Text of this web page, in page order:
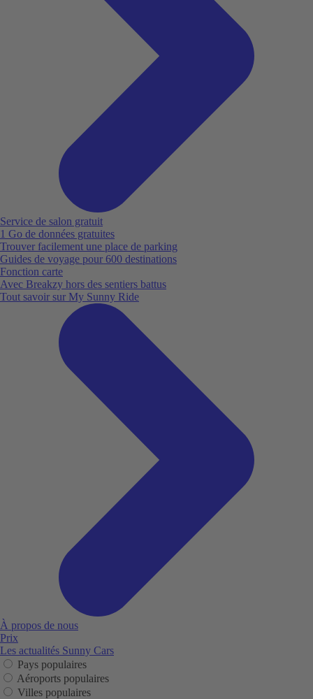
Service de salon gratuit
1 Go de données gratuites
Trouver facilement une place de parking
Guides de voyage pour 600 destinations
Fonction carte
Avec Breakzy hors des sentiers battus
Tout savoir sur My Sunny Ride
À propos de nous
Prix
Les actualités Sunny Cars
Pays populaires
Aéroports populaires
Villes populaires